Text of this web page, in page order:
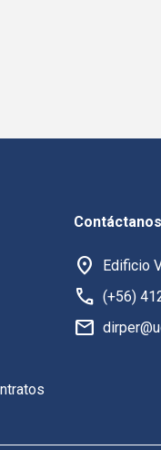
Contáctanos
location_on Edificio
call (+56)
mail